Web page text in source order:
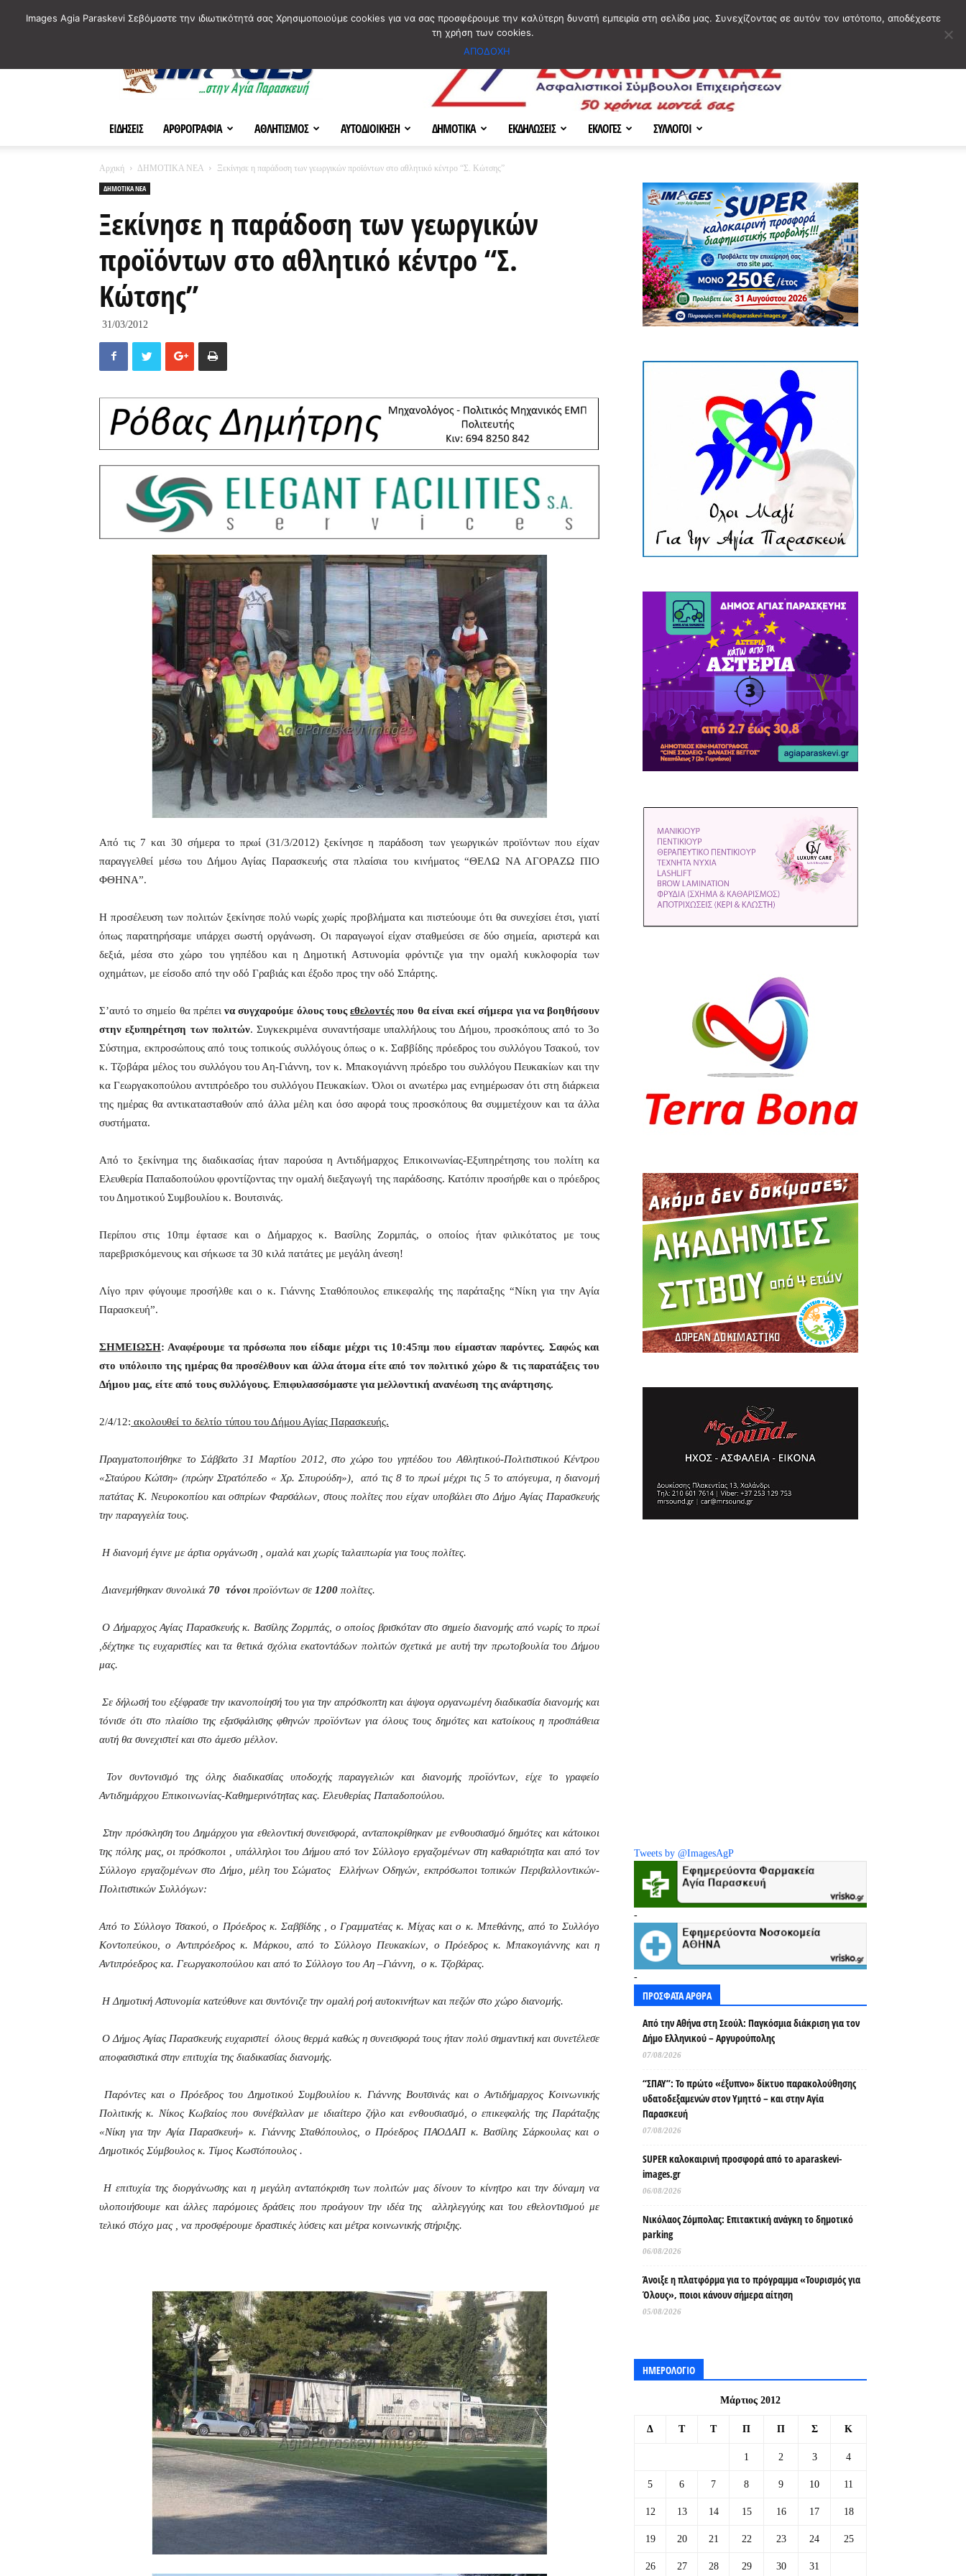
ΕΙΔΗΣΕΙΣ ΑΡΘΡΟΓΡΑΦΙΑ ΑΘΛΗΤΙΣΜΟΣ ΑΥΤΟΔΙΟΙΚΗΣΗ ΔΗΜΟΤΙΚΑ ΕΚΔΗΛΩΣΕΙΣ ΕΚΛΟΓΕΣ ΣΥΛΛΟΓΟΙ
Αρχική ΔΗΜΟΤΙΚΑ ΝΕΑ
Ξεκίνησε η παράδοση των γεωργικών προϊόντων στο αθλητικό κέντρο “Σ. Κώτσης”
ΔΗΜΟΤΙΚΑ ΝΕΑ
Ξεκίνησε η παράδοση των γεωργικών
προϊόντων στο αθλητικό κέντρο “Σ.
Κώτσης”
31/03/2012
Από τις 7 και 30 σήμερα το πρωί (31/3/2012) ξεκίνησε η παράδοση των γεωργικών προϊόντων που είχαν
παραγγελθεί μέσω του Δήμου Αγίας Παρασκευής στα πλαίσια του κινήματος “ΘΕΛΩ ΝΑ ΑΓΟΡΑΖΩ ΠΙΟ
ΦΘΗΝΑ”.
Η προσέλευση των πολιτών ξεκίνησε πολύ νωρίς χωρίς προβλήματα και πιστεύουμε ότι θα συνεχίσει έτσι, γιατί
όπως παρατηρήσαμε υπάρχει σωστή οργάνωση. Οι παραγωγοί είχαν σταθμεύσει σε δύο σημεία, αριστερά και
δεξιά, μέσα στο χώρο του γηπέδου και η Δημοτική Αστυνομία φρόντιζε για την ομαλή κυκλοφορία των
οχημάτων, με είσοδο από την οδό Γραβιάς και έξοδο προς την οδό Σπάρτης.
Σ’αυτό το σημείο θα πρέπεινα συγχαρούμε όλους τους εθελοντές που θα είναι εκεί σήμερα για να βοηθήσουν
στην εξυπηρέτηση των πολιτών. Συγκεκριμένα συναντήσαμε υπαλλήλους του Δήμου, προσκόπους από το 3ο
Σύστημα, εκπροσώπους από τους τοπικούς συλλόγους όπως ο κ. Σαββίδης πρόεδρος του συλλόγου Τσακού, τον
κ. Τζοβάρα μέλος του συλλόγου του Αη-Γιάννη, τον κ. Μπακογιάννη πρόεδρο του συλλόγου Πευκακίων και την
κα Γεωργακοπούλου αντιπρόεδρο του συλλόγου Πευκακίων. Όλοι οι ανωτέρω μας ενημέρωσαν ότι στη διάρκεια
της ημέρας θα αντικατασταθούν από άλλα μέλη και όσο αφορά τους προσκόπους θα συμμετέχουν και τα άλλα
συστήματα.
Από το ξεκίνημα της διαδικασίας ήταν παρούσα η Αντιδήμαρχος Επικοινωνίας-Εξυπηρέτησης του πολίτη κα
Ελευθερία Παπαδοπούλου φροντίζοντας την ομαλή διεξαγωγή της παράδοσης. Κατόπιν προσήρθε και ο πρόεδρος
του Δημοτικού Συμβουλίου κ. Βουτσινάς.
Περίπου στις 10πμ έφτασε και ο Δήμαρχος κ. Βασίλης Ζορμπάς, ο οποίος ήταν φιλικότατος με τους
παρεβρισκόμενους και σήκωσε τα 30 κιλά πατάτες με μεγάλη άνεση!
Λίγο πριν φύγουμε προσήλθε και ο κ. Γιάννης Σταθόπουλος επικεφαλής της παράταξης “Νίκη για την Αγία
Παρασκευή”.
ΣΗΜΕΙΩΣΗ: Αναφέρουμε τα πρόσωπα που είδαμε μέχρι τις 10:45πμ που είμασταν παρόντες. Σαφώς και
στο υπόλοιπο της ημέρας θα προσέλθουν και άλλα άτομα είτε από τον πολιτικό χώρο & τις παρατάξεις του
Δήμου μας, είτε από τους συλλόγους. Επιφυλασσόμαστε για μελλοντική ανανέωση της ανάρτησης.
2/4/12: ακολουθεί το δελτίο τύπου του Δήμου Αγίας Παρασκευής.
Πραγματοποιήθηκε το Σάββατο 31 Μαρτίου 2012, στο χώρο του γηπέδου του Αθλητικού-Πολιτιστικού Κέντρου
«Σταύρου Κώτση» (πρώην Στρατόπεδο « Χρ. Σπυρούδη»), από τις 8 το πρωί μέχρι τις 5 το απόγευμα, η διανομή
πατάτας Κ. Νευροκοπίου και οσπρίων Φαρσάλων, στους πολίτες που είχαν υποβάλει στο Δήμο Αγίας Παρασκευής
την παραγγελία τους.
Η διανομή έγινε με άρτια οργάνωση , ομαλά και χωρίς ταλαιπωρία για τους πολίτες.
Διανεμήθηκαν συνολικά 70 τόνοι προϊόντων σε 1200 πολίτες.
Ο Δήμαρχος Αγίας Παρασκευής κ. Βασίλης Ζορμπάς, ο οποίος βρισκόταν στο σημείο διανομής από νωρίς το πρωί
,δέχτηκε τις ευχαριστίες και τα θετικά σχόλια εκατοντάδων πολιτών σχετικά με αυτή την πρωτοβουλία του Δήμου
μας.
Σε δήλωσή του εξέφρασε την ικανοποίησή του για την απρόσκοπτη και άψογα οργανωμένη διαδικασία διανομής και
τόνισε ότι στο πλαίσιο της εξασφάλισης φθηνών προϊόντων για όλους τους δημότες και κατοίκους η προσπάθεια
αυτή θα συνεχιστεί και στο άμεσο μέλλον.
Τον συντονισμό της όλης διαδικασίας υποδοχής παραγγελιών και διανομής προϊόντων, είχε το γραφείο
Αντιδημάρχου Επικοινωνίας-Καθημερινότητας κας. Ελευθερίας Παπαδοπούλου.
Στην πρόσκληση του Δημάρχου για εθελοντική συνεισφορά, ανταποκρίθηκαν με ενθουσιασμό δημότες και κάτοικοι
της πόλης μας, οι πρόσκοποι , υπάλληλοι του Δήμου από τον Σύλλογο εργαζομένων στη καθαριότητα και από τον
Σύλλογο εργαζομένων στο Δήμο, μέλη του Σώματος Ελλήνων Οδηγών, εκπρόσωποι τοπικών Περιβαλλοντικών-
Πολιτιστικών Συλλόγων:
Από το Σύλλογο Τσακού, ο Πρόεδρος κ. Σαββίδης , ο Γραμματέας κ. Μίχας και ο κ. Μπεθάνης, από το Συλλόγο
Κοντοπεύκου, ο Αντιπρόεδρος κ. Μάρκου, από το Σύλλογο Πευκακίων, ο Πρόεδρος κ. Μπακογιάννης και η
Αντιπρόεδρος κα. Γεωργακοπούλου και από το Σύλλογο του Αη –Γιάννη, ο κ. Τζοβάρας.
Η Δημοτική Αστυνομία κατεύθυνε και συντόνιζε την ομαλή ροή αυτοκινήτων και πεζών στο χώρο διανομής.
Ο Δήμος Αγίας Παρασκευής ευχαριστεί όλους θερμά καθώς η συνεισφορά τους ήταν πολύ σημαντική και συνετέλεσε
αποφασιστικά στην επιτυχία της διαδικασίας διανομής.
Παρόντες και ο Πρόεδρος του Δημοτικού Συμβουλίου κ. Γιάννης Βουτσινάς και ο Αντιδήμαρχος Κοινωνικής
Πολιτικής κ. Νίκος Κωβαίος που συνέβαλλαν με ιδιαίτερο ζήλο και ενθουσιασμό, ο επικεφαλής της Παράταξης
«Νίκη για την Αγία Παρασκευή» κ. Γιάννης Σταθόπουλος, ο Πρόεδρος ΠΑΟΔΑΠ κ. Βασίλης Σάρκουλας και ο
Δημοτικός Σύμβουλος κ. Τίμος Κωστόπουλος .
Η επιτυχία της διοργάνωσης και η μεγάλη ανταπόκριση των πολιτών μας δίνουν το κίνητρο και την δύναμη να
υλοποιήσουμε και άλλες παρόμοιες δράσεις που προάγουν την ιδέα της αλληλεγγύης και του εθελοντισμού με
τελικό στόχο μας , να προσφέρουμε δραστικές λύσεις και μέτρα κοινωνικής στήριξης.
Tweets by @ImagesAgP
-
-
ΠΡΟΣΦΑΤΑ ΑΡΘΡΑ
Από την Αθήνα στη Σεούλ: Παγκόσμια διάκριση για τον
Δήμο Ελληνικού – Αργυρούπολης
07/08/2026
“ΣΠΑΥ”: Το πρώτο «έξυπνο» δίκτυο παρακολούθησης
υδατοδεξαμενών στον Υμηττό – και στην Αγία
Παρασκευή
07/08/2026
SUPER καλοκαιρινή προσφορά από το aparaskevi-
images.gr
06/08/2026
Νικόλαος Ζόμπολας: Επιτακτική ανάγκη το δημοτικό
parking
06/08/2026
Άνοιξε η πλατφόρμα για το πρόγραμμα «Τουρισμός για
Όλους», ποιοι κάνουν σήμερα αίτηση
05/08/2026
ΗΜΕΡΟΛΟΓΙΟ
Μάρτιος 2012
Δ Τ Τ Π Π Σ Κ
1 2 3 4
5 6 7 8 9 10 11
12 13 14 15 16 17 18
19 20 21 22 23 24 25
26 27 28 29 30 31
Images Agia Paraskevi Σεβόμαστε την ιδιωτικότητά σας Χρησιμοποιούμε cookies για να σας προσφέρουμε την καλύτερη δυνατή εμπειρία στη σελίδα μας. Συνεχίζοντας σε αυτόν τον ιστότοπο, αποδέχεστε
τη χρήση των cookies.
ΑΠΟΔΟΧΗ